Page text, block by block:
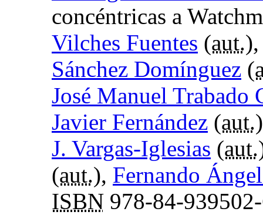
concéntricas a
Vilches Fuentes (aut.
Sánchez Domínguez (
José Manuel Trabado
Javier Fernández (aut.
J. Vargas-Iglesias (aut.
(aut.), Fernando
ISBN 978-84-